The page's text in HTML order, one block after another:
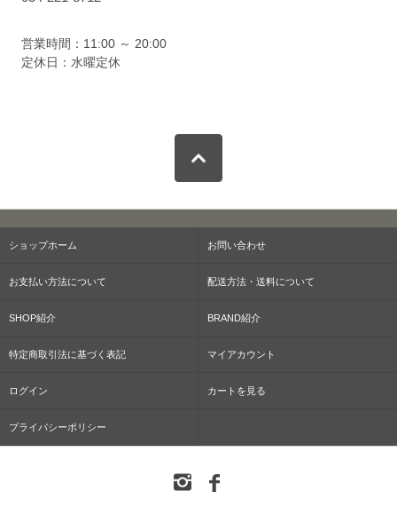
営業時間：11:00 ～ 20:00
定休日：水曜定休
ショップホーム お問い合わせ
お支払い方法について 配送方法・送料について
SHOP紹介 BRAND紹介
特定商取引法に基づく表記 マイアカウント
ログイン カートを見る
プライバシーポリシー